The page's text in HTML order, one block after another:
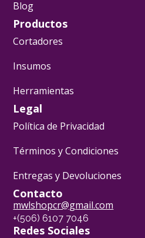
Blog
Productos
Cortadores
Insumos
Herramientas
Legal
Política de Privacidad
Términos y Condiciones
Entregas y Devoluciones
Contacto
mwlshopcr@gmail.com
+(506) 6107 7046
Redes Sociales